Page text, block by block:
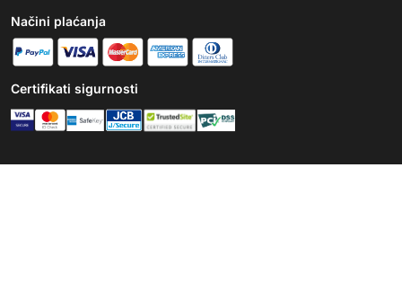
Načini plaćanja
Certifikati sigurnosti